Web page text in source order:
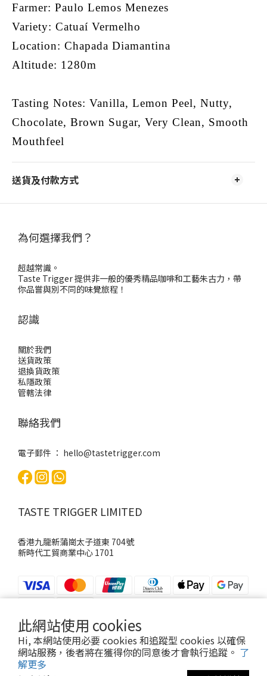
此網站使用 cookies
Hi, 本網站使用必要 cookies 和追蹤型 cookies 以確保
網站服務，後者將在獲得你的同意後才會執行追蹤。 了
解更多
Farmer: Paulo Lemos Menezes
Variety: Catuaí Vermelho
Location: Chapada Diamantina
Altitude: 1280m
Tasting Notes: Vanilla, Lemon Peel, Nutty,
Chocolate, Brown Sugar, Very Clean, Smooth
Mouthfeel
送貨及付款方式
為何選擇我們？
超越常識。
Taste Trigger 提供非一般的優秀精品咖啡和工藝朱古力，帶
你品嘗與別不同的味覺旅程！
認識
關於我們
送貨政策
退換貨政策
私隱政策
管轄法律
聯絡我們
電子郵件 ： hello@tastetrigger.com
TASTE TRIGGER LIMITED
香港九龍新蒲崗太子道東 704號
新時代工貿商業中心 1701